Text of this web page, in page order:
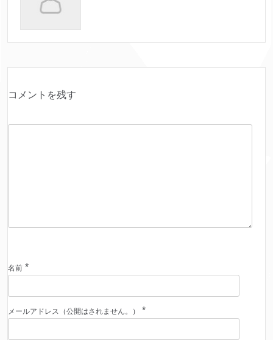
コメントを残す
名前 *
メールアドレス（公開はされません。） *